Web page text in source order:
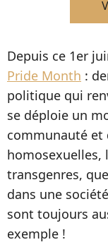
Depuis ce 1er
Pride Month :
politique qui
se déploie un
communauté et
homosexuelles,
transgenres,
dans une
sont toujours
exemple !